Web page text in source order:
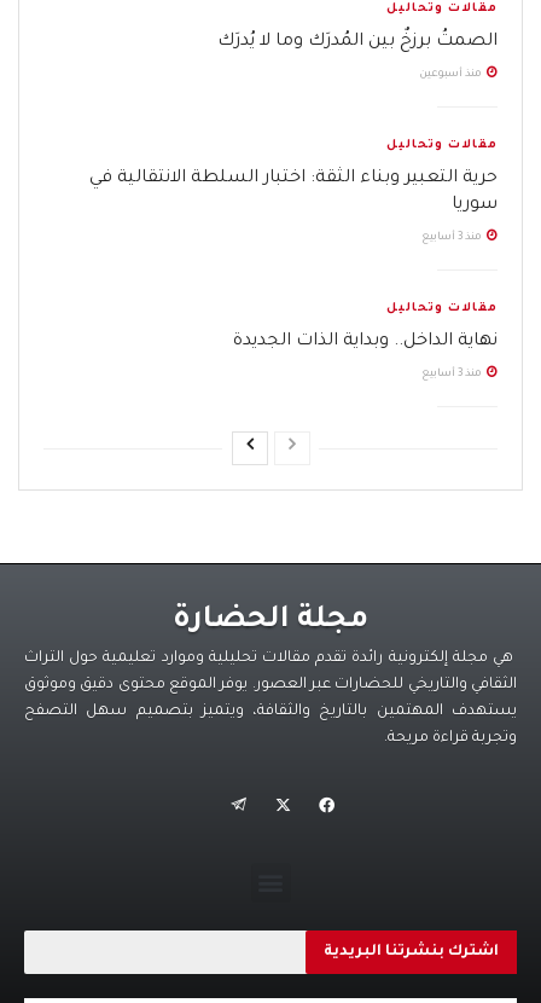
مقالات وتحاليل
الصمتُ برزخٌ بين المُدرَك وما لا يُدرَك
منذ أسبوعين
مقالات وتحاليل
حرية التعبير وبناء الثقة: اختبار السلطة الانتقالية في
سوريا
منذ 3 أسابيع
مقالات وتحاليل
نهاية الداخل.. وبداية الذات الجديدة
منذ 3 أسابيع
مجلة الحضارة
هي مجلة إلكترونية رائدة تقدم مقالات تحليلية وموارد تعليمية حول التراث
الثقافي والتاريخي للحضارات عبر العصور. يوفر الموقع محتوى دقيق وموثوق
يستهدف المهتمين بالتاريخ والثقافة، ويتميز بتصميم سهل التصفح
وتجربة قراءة مريحة.
اشترك بنشرتنا البريدية